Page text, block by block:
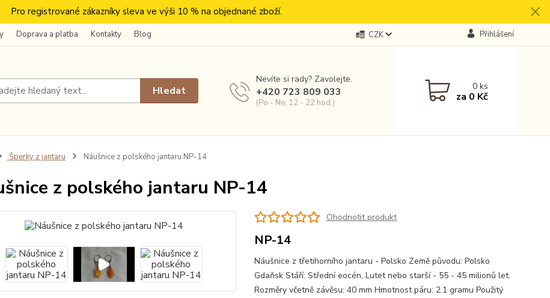
Pro registrované zákazníky sleva ve výši 10 % na objednané zboží.
Doprava a platba Kontakty Blog CZK Přihlášení
Hledat
Nevíte si rady? Zavolejte.
+420 723 809 033
(Po - Ne, 12 - 22 hod.)
0ks
za 0 Kč
Šperky z jantaru Náušnice z polského jantaru NP-14
z polského jantaru NP-14
Ohodnotit produkt
NP-14
Náušnice z třetihorního jantaru - Polsko Země původu: Polsko
Gdaňsk Stáří: Střední eocén, Lutet nebo starší - 55 - 45 milionů let.
Rozměry včetně závěsu: 40 mm Hmotnost páru: 2.1 gramu Použitý